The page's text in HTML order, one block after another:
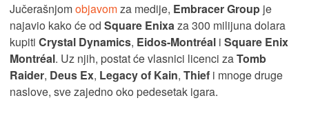
Jučerašnjomobjavomza medije, Embracer Group je
najavio kako će od Square Enixaza 300 milijuna dolara
kupiti Crystal Dynamics, Eidos-Montréal i Square Enix
Montréal. Uz njih, postat će vlasnici licenci zaTomb
Raider, Deus Ex, Legacy of Kain, Thief i mnoge druge
naslove, sve zajedno oko pedesetak igara.